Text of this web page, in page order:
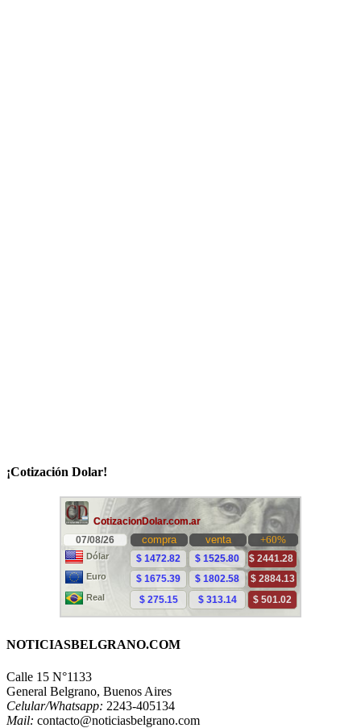
¡Cotización Dolar!
NOTICIASBELGRANO.COM
Calle 15 N°1133
General Belgrano, Buenos Aires
Celular/Whatsapp: 2243-405134
Mail: contacto@noticiasbelgrano.com